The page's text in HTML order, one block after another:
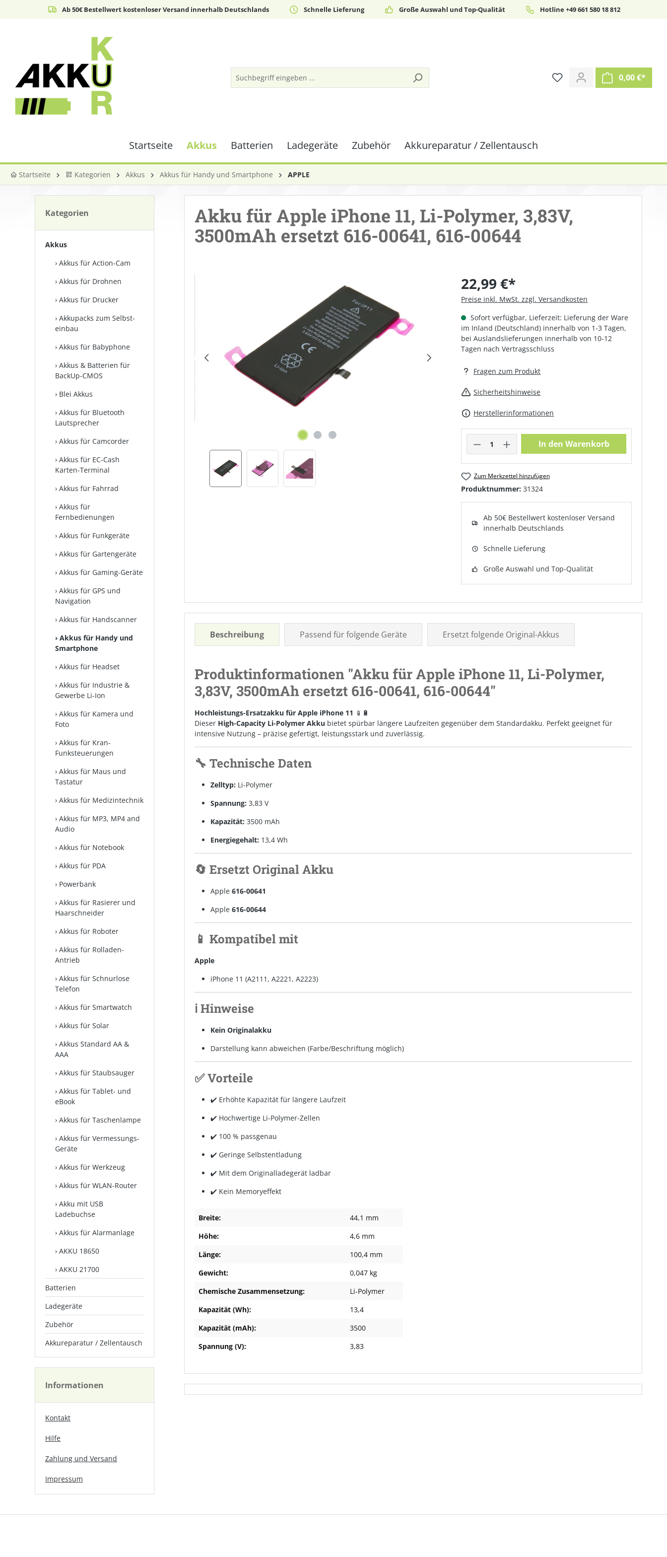
Zur Hauptnavigation springen
Ab 50€ Bestellwert kostenloser Versand innerhalb Deutschlands Schnelle Lieferung Große Auswahl und Top-Qualität Hotline +49 661 580 18 812
0,00 €*
Startseite Akkus Batterien Ladegeräte Zubehör Akkureparatur / Zellentausch
Startseite Kategorien Akkus Akkus für Handy und Smartphone APPLE
Akkus
Akkus für Action-Cam
Akkus für Drohnen
Akkus für Drucker
Akkupacks zum Selbst­
einbau
Akkus für Babyphone
Akkus & Batterien für
BackUp-CMOS
Blei Akkus
Akkus für Bluetooth
Lautsprecher
Akkus für Camcorder
Akkus für EC-Cash
Karten-Terminal
Akkus für Fahrrad
Akkus für
Fernbedienungen
Akkus für Funkgeräte
Akkus für Gartengeräte
Akkus für Gaming-Geräte
Akkus für GPS und
Navigation
Akkus für Handscanner
Akkus für Handy und
Smartphone
Akkus für Headset
Akkus für Industrie &
Gewerbe Li-Ion
Akkus für Kamera und
Foto
Akkus für Kran-
Funksteuerungen
Akkus für Maus und
Tastatur
Akkus für Medizintechnik
Akkus für MP3, MP4 and
Audio
Akkus für Notebook
Akkus für PDA
Powerbank
Akkus für Rasierer und
Haarschneider
Akkus für Roboter
Akkus für Rolladen-
Antrieb
Akkus für Schnurlose
Telefon
Akkus für Smartwatch
Akkus für Solar
Akkus Standard AA &
AAA
Akkus für Staubsauger
Akkus für Tablet- und
eBook
Akkus für Taschenlampe
Akkus für Vermessungs-
Geräte
Akkus für Werkzeug
Akkus für WLAN-Router
Akku mit USB
Ladebuchse
Akkus für Alarmanlage
AKKU 18650
AKKU 21700
Batterien
Ladegeräte
Zubehör
Akkureparatur / Zellentausch
Informationen
Kontakt
Hilfe
Zahlung und Versand
Impressum
Akku für Apple iPhone 11, Li-Polymer, 3,83V,
3500mAh ersetzt 616-00641, 616-00644
22,99 €*
Preise inkl. MwSt. zzgl. Versandkosten
Sofort verfügbar, Lieferzeit: Lieferung der Ware
im Inland (Deutschland) innerhalb von 1-3 Tagen,
bei Auslandslieferungen innerhalb von 10-12
Tagen nach Vertragsschluss
Fragen zum Produkt
Sicherheitshinweise
Herstellerinformationen
Produkt Anzahl: Gib den
In den Warenkorb
Zum Merkzettel hinzufügen
Produktnummer:31324
Ab 50€ Bestellwert kostenloser Versand
innerhalb Deutschlands
Schnelle Lieferung
Große Auswahl und Top-Qualität
Beschreibung Passend für folgende Geräte Ersetzt folgende Original-Akkus
Produktinformationen "Akku für Apple iPhone 11, Li-Polymer,
3,83V, 3500mAh ersetzt 616-00641, 616-00644"
Hochleistungs-Ersatzakku für Apple iPhone 11 📱🔋
Dieser High-Capacity Li-Polymer Akku bietet spürbar längere Laufzeiten gegenüber dem Standardakku. Perfekt geeignet für
intensive Nutzung – präzise gefertigt, leistungsstark und zuverlässig.
🔧 Technische Daten
Zelltyp: Li-Polymer
Spannung: 3,83 V
Kapazität: 3500 mAh
Energiegehalt: 13,4 Wh
🔄 Ersetzt Original Akku
Apple 616-00641
Apple 616-00644
📱 Kompatibel mit
Apple
iPhone 11 (A2111, A2221, A2223)
ℹ️ Hinweise
Kein Originalakku
Darstellung kann abweichen (Farbe/Beschriftung möglich)
✅ Vorteile
✔️ Erhöhte Kapazität für längere Laufzeit
✔️ Hochwertige Li-Polymer-Zellen
✔️ 100 % passgenau
✔️ Geringe Selbstentladung
✔️ Mit dem Originalladegerät ladbar
✔️ Kein Memoryeffekt
Breite:
44,1 mm
Höhe:
4,6 mm
Länge:
100,4 mm
Gewicht:
0,047 kg
Chemische Zusammensetzung:
Li-Polymer
Kapazität (Wh):
13,4
Kapazität (mAh):
3500
Spannung (V):
3,83